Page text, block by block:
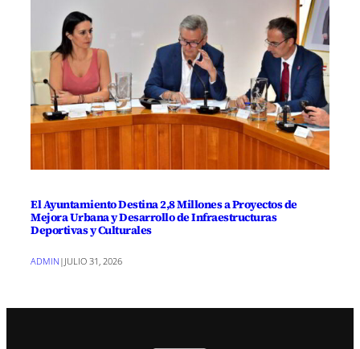
El Ayuntamiento Destina 2,8 Millones a Proyectos de
Mejora Urbana y Desarrollo de Infraestructuras
Deportivas y Culturales
ADMIN | JULIO 31, 2026